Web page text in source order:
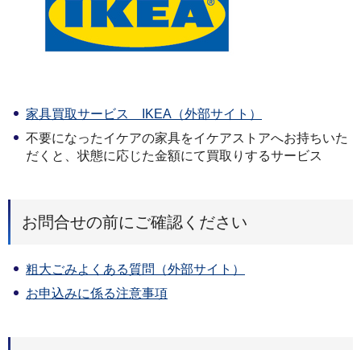
家具買取サービス IKEA（外部サイト）
不要になったイケアの家具をイケアストアへお持ちいた
だくと、状態に応じた金額にて買取りするサービス
お問合せの前にご確認ください
粗大ごみよくある質問（外部サイト）
お申込みに係る注意事項